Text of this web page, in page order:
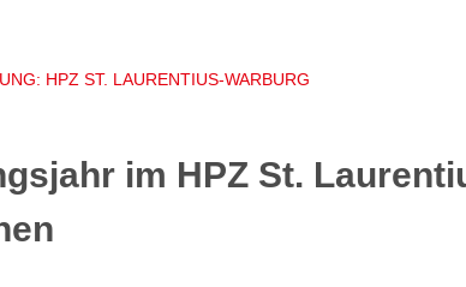
HPZ ST. LAURENTIUS-WARBURG
im HPZ St.